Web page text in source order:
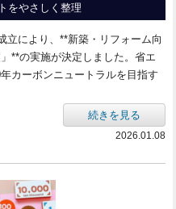
をやさしく整理
立により、**新築・リフォーム向
**の実施が決定しました。省エ
カーボンニュートラルを目指す
続きを見る
2026.01.08